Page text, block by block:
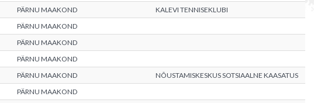
PÄRNU MAAKOND
KALEVI TENNISEKLUBI
PÄRNU MAAKOND
PÄRNU MAAKOND
PÄRNU MAAKOND
PÄRNU MAAKOND
NÕUSTAMISKESKUS SOTSIAALNE KAASATUS
PÄRNU MAAKOND